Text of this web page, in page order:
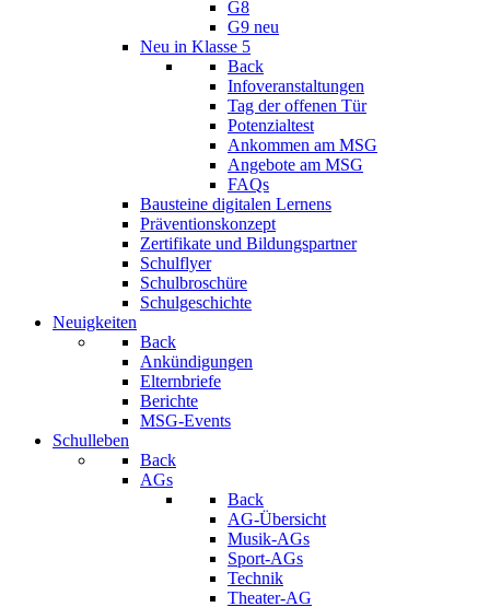
G8
G9 neu
Neu in Klasse 5
Back
Infoveranstaltungen
Tag der offenen Tür
Potenzialtest
Ankommen am MSG
Angebote am MSG
FAQs
Bausteine digitalen Lernens
Präventionskonzept
Zertifikate und Bildungspartner
Schulflyer
Schulbroschüre
Schulgeschichte
Neuigkeiten
Back
Ankündigungen
Elternbriefe
Berichte
MSG-Events
Schulleben
Back
AGs
Back
AG-Übersicht
Musik-AGs
Sport-AGs
Technik
Theater-AG